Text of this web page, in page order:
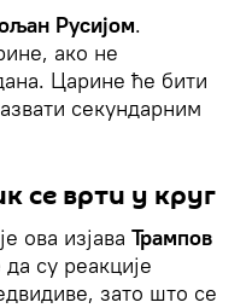
Русијом.
ако не
Царине ће бити
секундарним
се врти у круг
ова изјава Трампов
су реакције
зато што се